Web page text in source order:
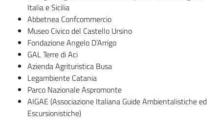
Italia e Sicilia
Abbetnea Confcommercio
Museo Civico del Castello Ursino
Fondazione Angelo D’Arrigo
GAL Terre di Aci
Azienda Agrituristica Busa
Legambiente Catania
Parco Nazionale Aspromonte
AIGAE (Associazione Italiana Guide Ambientalistiche ed
Escursionistiche)